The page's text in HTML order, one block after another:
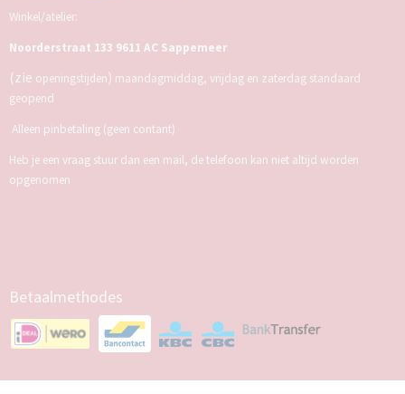
Winkel/atelier:
Noorderstraat 133 9611 AC Sappemeer
(zie openingstijden) maandagmiddag, vrijdag en zaterdag standaard
geopend
Alleen pinbetaling (geen contant)
Heb je een vraag stuur dan een mail, de telefoon kan niet altijd worden
opgenomen
Betaalmethodes